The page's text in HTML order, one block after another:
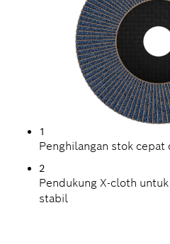
1
Penghilangan stok
2
Pendukung X-cloth
stabil